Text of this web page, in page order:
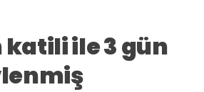
ile 3 gün